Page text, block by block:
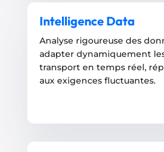
Intelligence Data
Analyse rigoureuse des
adapter dynamiquement
transport en temps réel,
aux exigences fluctuantes.